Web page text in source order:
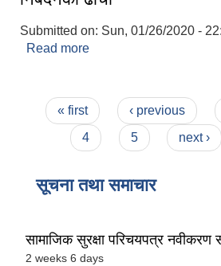
Submitted on: Sun, 01/26/2020 -
Read more
Pages
« first ‹ previous
4
5 next ›
सूचना तथा समाचार
सामाजिक सुरक्षा परिचयपत्र नवीकरण
2 weeks 6 days